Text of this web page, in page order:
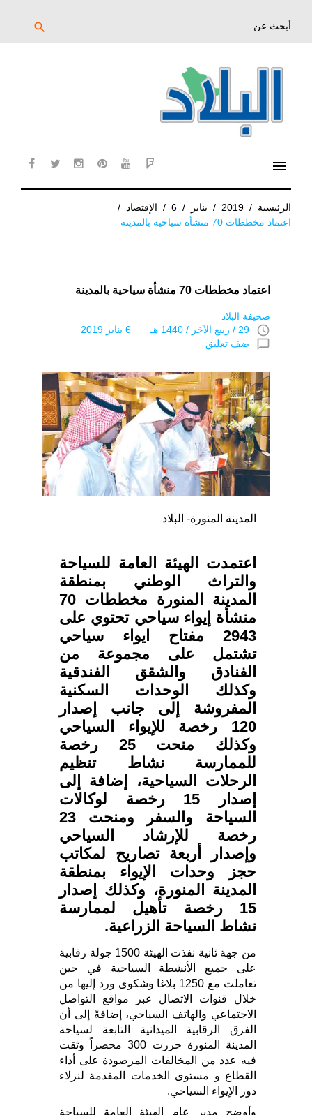
search
menu
الرئيسية /
2019
/ يناير /
6
/ الإقتصاد
/
اعتماد مخططات 70 منشأة سياحية بالمدينة
اعتماد مخططات 70 منشأة سياحية بالمدينة
صحيفة البلاد
access_time 29 / ربيع الآخر / 1440 هـ 6 يناير 2019
chat_bubble_outline ضف تعليق
المدينة المنورة- البلاد
اعتمدت الهيئة العامة للسياحة
والتراث الوطني بمنطقة
المدينة المنورة مخططات 70
منشأة إيواء سياحي تحتوي على
2943 مفتاح ايواء سياحي
تشتمل على مجموعة من
الفنادق والشقق الفندقية
وكذلك الوحدات السكنية
المفروشة إلى جانب إصدار
120 رخصة للإيواء السياحي
وكذلك منحت 25 رخصة
للممارسة نشاط تنظيم
الرحلات السياحية، إضافة إلى
إصدار 15 رخصة لوكالات
السياحة والسفر ومنحت 23
رخصة للإرشاد السياحي
وإصدار أربعة تصاريح لمكاتب
حجز وحدات الإيواء بمنطقة
المدينة المنورة، وكذلك إصدار
15 رخصة تأهيل لممارسة
نشاط السياحة الزراعية.
من جهة ثانية نفذت الهيئة 1500 جولة رقابية
على جميع الأنشطة السياحية في حين
تعاملت مع 1250 بلاغا وشكوى ورد إليها من
خلال قنوات الاتصال عبر مواقع التواصل
الاجتماعي والهاتف السياحي، إضافةً إلى أن
الفرق الرقابية الميدانية التابعة لسياحة
المدينة المنورة حررت 300 محضراً وثقت
فيه عدد من المخالفات المرصودة على أداء
القطاع و مستوى الخدمات المقدمة لنزلاء
دور الإيواء السياحي.
وأوضح مدير عام الهيئة العامة للسياحة